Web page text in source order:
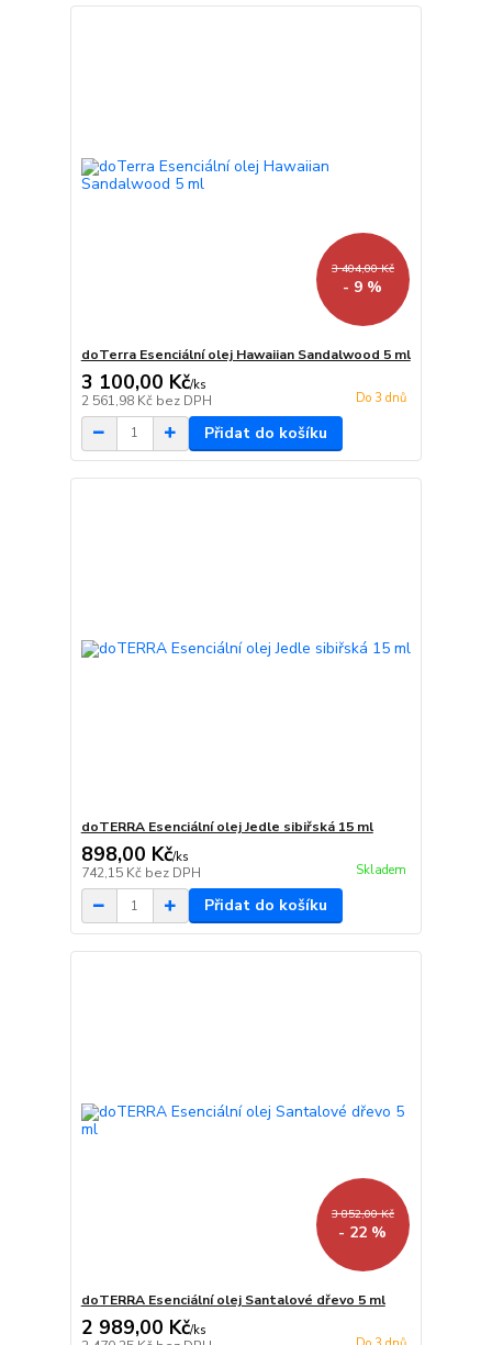
3 404,00 Kč
- 9 %
doTerra Esenciální olej Hawaiian Sandalwood 5 ml
3 100,00 Kč/ks
2 561,98 Kč bez DPH Do 3 dnů
Přidat do košíku
doTERRA Esenciální olej Jedle sibiřská 15 ml
898,00 Kč/ks
742,15 Kč bez DPH Skladem
Přidat do košíku
3 852,00 Kč
- 22 %
doTERRA Esenciální olej Santalové dřevo 5 ml
2 989,00 Kč/ks